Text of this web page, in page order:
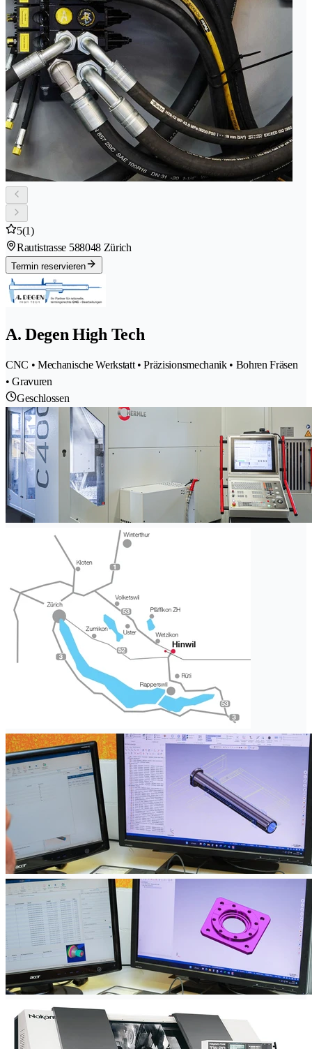
5(1)
Rautistrasse 588048 Zürich
Termin reservieren
A. Degen High Tech
CNC • Mechanische Werkstatt • Präzisionsmechanik • Bohren Fräsen
• Gravuren
Geschlossen